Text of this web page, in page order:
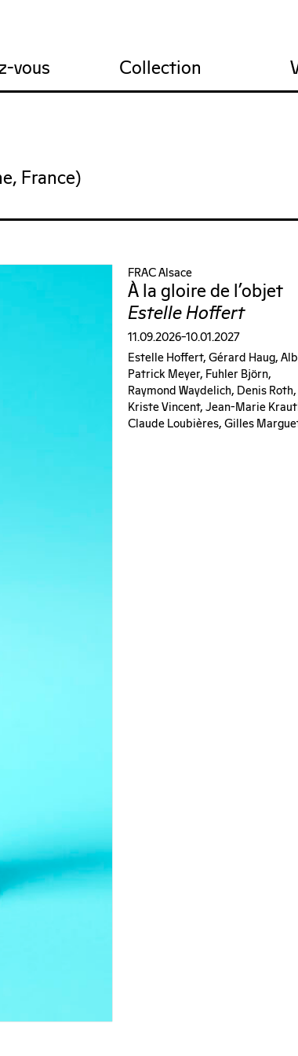
vous Collection
artistique Comité technique
Nous contacterInfos pratiques
France)
FRAC Alsace
À la gloire de l’objet
Estelle Hoffert
11.09.2026–10.01.2027
Estelle Hoffert, Gérard Haug,
Patrick Meyer, Fuhler Björn,
Raymond Waydelich, Denis
Kriste Vincent, Jean-Marie
Claude Loubières, Gilles